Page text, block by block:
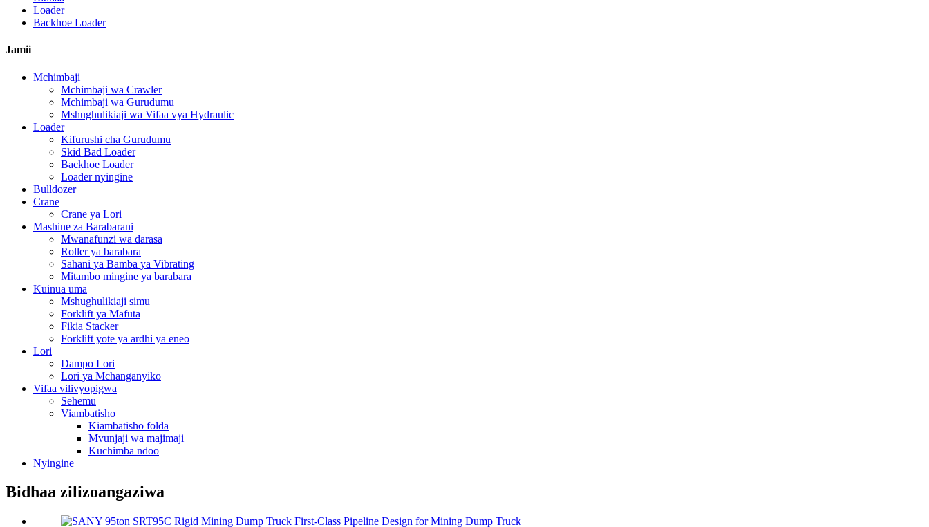
Loader
Backhoe Loader
Jamii
Mchimbaji
Mchimbaji wa Crawler
Mchimbaji wa Gurudumu
Mshughulikiaji wa Vifaa vya Hydraulic
Loader
Kifurushi cha Gurudumu
Skid Bad Loader
Backhoe Loader
Loader nyingine
Bulldozer
Crane
Crane ya Lori
Mashine za Barabarani
Mwanafunzi wa darasa
Roller ya barabara
Sahani ya Bamba ya Vibrating
Mitambo mingine ya barabara
Kuinua uma
Mshughulikiaji simu
Forklift ya Mafuta
Fikia Stacker
Forklift yote ya ardhi ya eneo
Lori
Dampo Lori
Lori ya Mchanganyiko
Vifaa vilivyopigwa
Sehemu
Viambatisho
Kiambatisho folda
Mvunjaji wa majimaji
Kuchimba ndoo
Nyingine
Bidhaa zilizoangaziwa